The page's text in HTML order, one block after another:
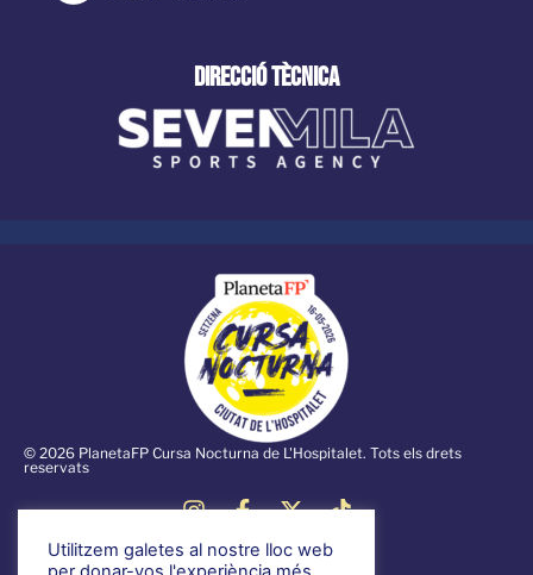
direcció tècnica
© 2026 PlanetaFP Cursa Nocturna de L'Hospitalet. Tots els drets
reservats
Notícies
Utilitzem galetes al nostre lloc web